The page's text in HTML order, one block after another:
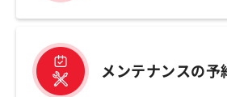
メンテナンスの予